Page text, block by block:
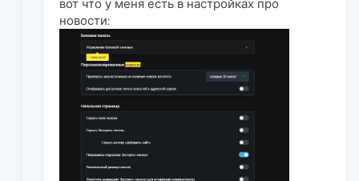
вот что у меня есть в настройках про
новости: